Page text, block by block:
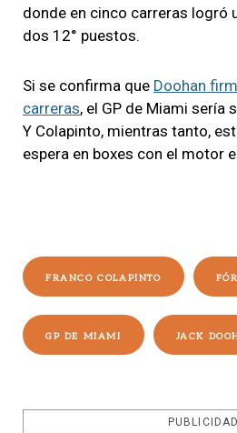
donde en cinco carreras logró
dos 12° puestos.
Si se confirma que Doohan
carreras, el GP de Miami sería
Y Colapinto, mientras tanto,
espera en boxes con el motor
FRANCO COLAPINTO
GP DE MIAMI JACK
PUBLICIDAD